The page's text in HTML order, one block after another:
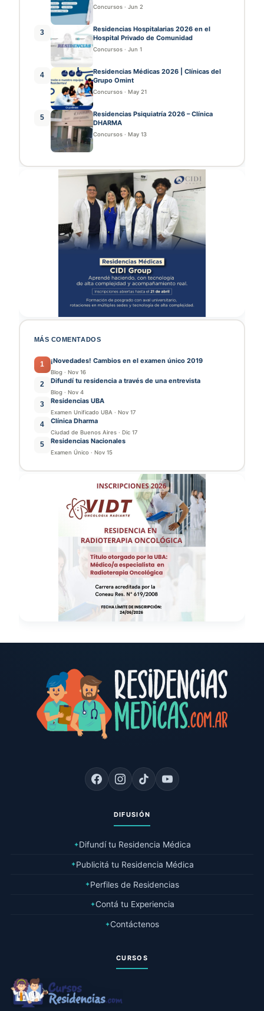
Concursos · Jun 2
3
Residencias Hospitalarias 2026 en el
Hospital Privado de Comunidad
Concursos · Jun 1
4
Residencias Médicas 2026 | Clínicas del
Grupo Omint
Concursos · May 21
5
Residencias Psiquiatría 2026 – Clínica
DHARMA
Concursos · May 13
MÁS COMENTADOS
1 ¡Novedades! Cambios en el examen único 2019
Blog · Nov 16
2 Difundí tu residencia a través de una entrevista
Blog · Nov 4
3 Residencias UBA
Examen Unificado UBA · Nov 17
4 Clínica Dharma
Ciudad de Buenos Aires · Dic 17
5 Residencias Nacionales
Examen Único · Nov 15
DIFUSIÓN
✦Difundí tu Residencia Médica
✦Publicitá tu Residencia Médica
✦Perfiles de Residencias
✦Contá tu Experiencia
✦Contáctenos
CURSOS